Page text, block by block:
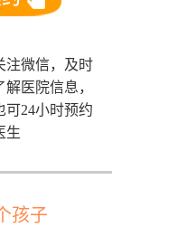
注微信，及时
解医院信息，
可24小时预约
生
孩子